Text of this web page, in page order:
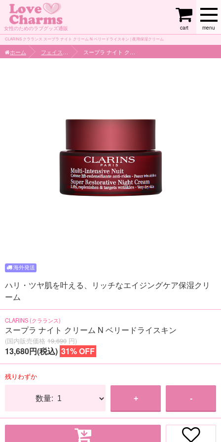
女性のためのラブグッズ通販 menu
cart
CLARINS クラランス スープラ ナイト クリーム N ベリードライスキン | 夜用保湿クリーム
ホーム
ハリ・ツヤ肌を叶える、リッチなエイジングケア保湿クリ
ーム
CLARINS (クラランス)
スープラ ナイト クリーム N ベリードライスキン
(国内販売価格 19,690 円)
13,680円(税込) 31% OFF
残りわずか
数量: + -